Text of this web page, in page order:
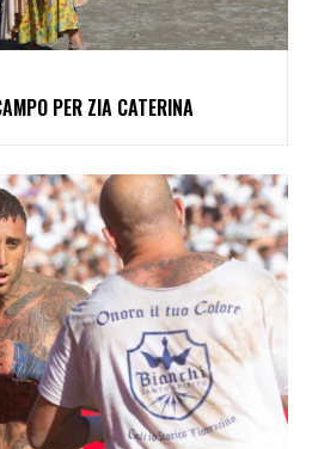
PER ZIA CATERINA